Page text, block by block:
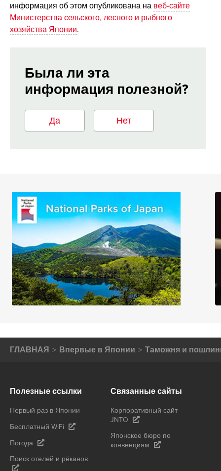
информация об этом опубликована на веб-сайте
Министерства сельского, лесного и рыбного
хозяйства Японии.
Была ли эта
информация полезной?
Да Нет
ГЛАВНАЯ Впервые в Японии Таможня и
Полезные ссылки
Первый раз в Японии
Бесплатный WiFi
Погода
Поиск отелей и рёканов
Связанные сайты
Корпоративный сайт
JNTO
Японское бюро по
конвенциям